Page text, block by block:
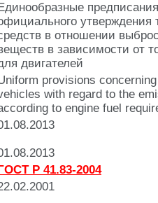
Единообразные
утверждения
в отношении
в зависимости от
двигателей
provisions
with regard to the
to engine fuel
ГОСТ Р 41.83-2004